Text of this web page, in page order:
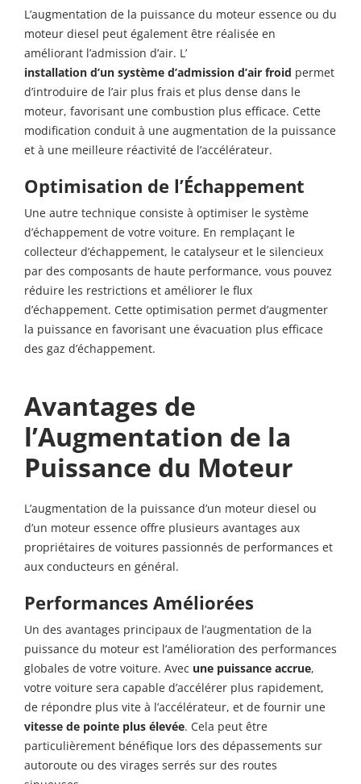
L’augmentation de la puissance du moteur essence ou du
moteur diesel peut également être réalisée en
améliorant l’admission d’air. L’
installation d’un système d’admission d’air froid permet
d’introduire de l’air plus frais et plus dense dans le
moteur, favorisant une combustion plus efficace. Cette
modification conduit à une augmentation de la puissance
et à une meilleure réactivité de l’accélérateur.
Optimisation de l’Échappement
Une autre technique consiste à optimiser le système
d’échappement de votre voiture. En remplaçant le
collecteur d’échappement, le catalyseur et le silencieux
par des composants de haute performance, vous pouvez
réduire les restrictions et améliorer le flux
d’échappement. Cette optimisation permet d’augmenter
la puissance en favorisant une évacuation plus efficace
des gaz d’échappement.
Avantages de
l’Augmentation de la
Puissance du Moteur
L’augmentation de la puissance d’un moteur diesel ou
d’un moteur essence offre plusieurs avantages aux
propriétaires de voitures passionnés de performances et
aux conducteurs en général.
Performances Améliorées
Un des avantages principaux de l’augmentation de la
puissance du moteur est l’amélioration des performances
globales de votre voiture. Avec une puissance accrue,
votre voiture sera capable d’accélérer plus rapidement,
de répondre plus vite à l’accélérateur, et de fournir une
vitesse de pointe plus élevée. Cela peut être
particulièrement bénéfique lors des dépassements sur
autoroute ou des virages serrés sur des routes